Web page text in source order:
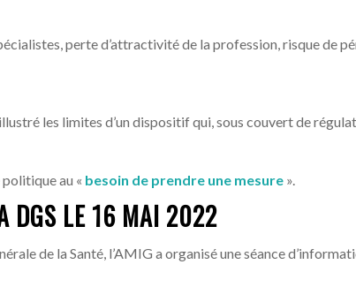
perte d’attractivité de la profession, risque de
les limites d’un dispositif qui, sous couvert de
politique au « besoin de prendre une mesure ».
DGS LE 16 MAI 2022
de la Santé, l’AMIG a organisé une séance